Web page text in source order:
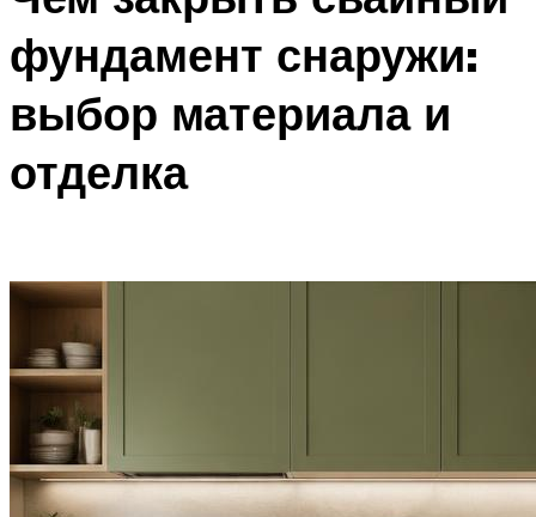
фундамент снаружи:
выбор материала и
отделка